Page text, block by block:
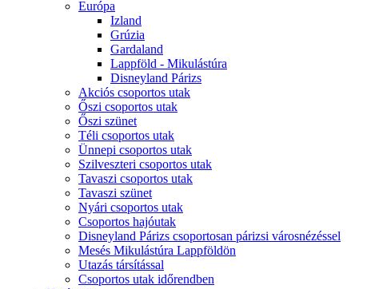
Európa
Izland
Grúzia
Gardaland
Lappföld - Mikulástúra
Disneyland Párizs
Akciós csoportos utak
Őszi csoportos utak
Őszi szünet
Téli csoportos utak
Ünnepi csoportos utak
Szilveszteri csoportos utak
Tavaszi csoportos utak
Tavaszi szünet
Nyári csoportos utak
Csoportos hajóutak
Disneyland Párizs csoportosan párizsi városnézéssel
Mesés Mikulástúra Lappföldön
Utazás társítással
Csoportos utak időrendben